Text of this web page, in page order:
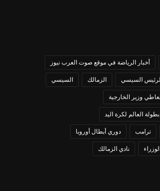
أخبار الرياضة في موقع صوت العرب نيوز
السيسي الزمالك السيسي
وزير الخارجية
بطولة العالم لكرة اليد
ترامب دوري أبطال أوروبا
نادي الزمالك